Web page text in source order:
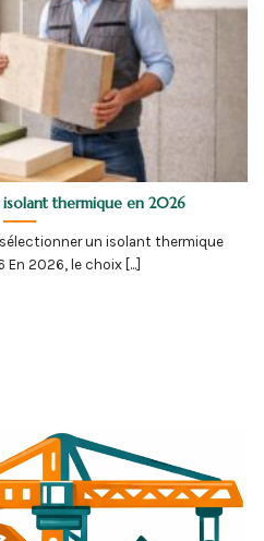
thermique en 2026
un isolant thermique
2026, le choix [...]